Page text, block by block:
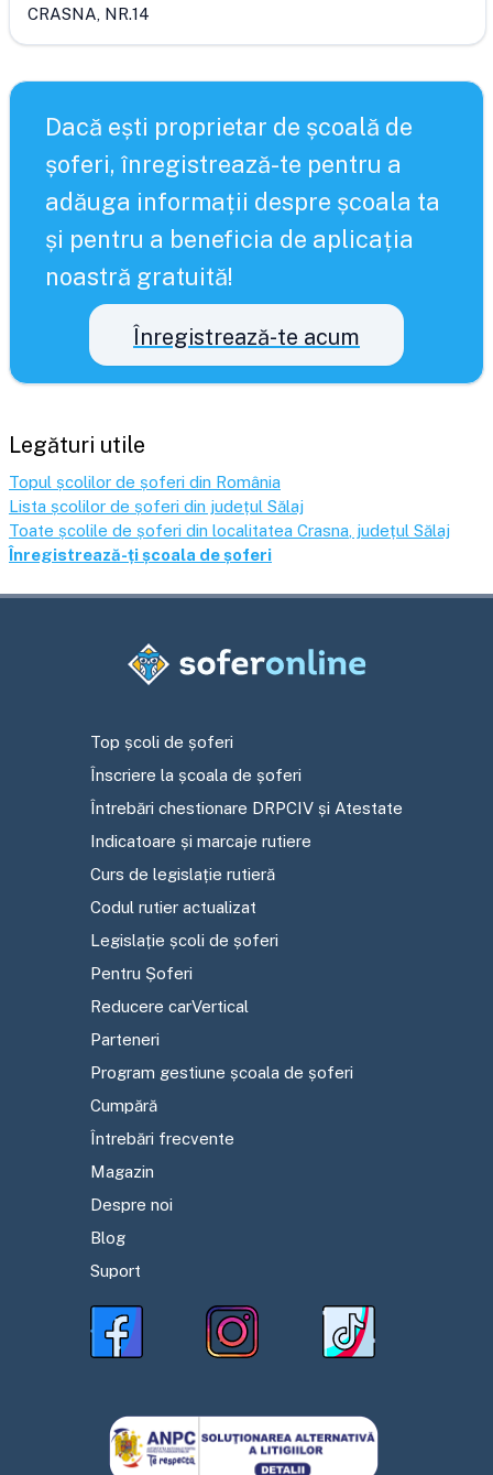
CRASNA, NR.14
Dacă ești proprietar de școală de
șoferi, înregistrează-te pentru a
adăuga informații despre școala ta
și pentru a beneficia de aplicația
noastră gratuită!
Înregistrează-te acum
Legături utile
Topul școlilor de șoferi din România
Lista școlilor de șoferi din județul Sălaj
Toate școlile de șoferi din localitatea Crasna , județul Sălaj
Înregistrează-ți școala de șoferi
Top școli de șoferi
Înscriere la școala de șoferi
Întrebări chestionare DRPCIV și Atestate
Indicatoare și marcaje rutiere
Curs de legislație rutieră
Codul rutier actualizat
Legislație școli de șoferi
Pentru Șoferi
Reducere carVertical
Parteneri
Program gestiune școala de șoferi
Cumpără
Întrebări frecvente
Magazin
Despre noi
Blog
Suport